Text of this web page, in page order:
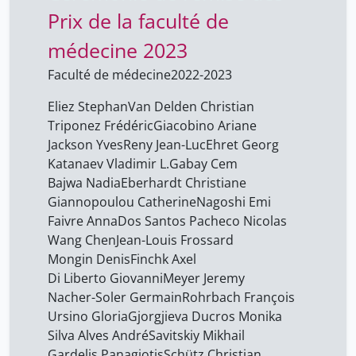
Bajwa Nadia
Barranco Hélène Sophie
Baubérot Jean
Beck Éléonore
Ben Arrous Michel
Benavente Ana 12
Berlioz Jacques
Berta Nathalie
Biget Jean-Louis
Borda D'Água Flávio
Borodavkin Alexei
Borys Nataliya 12
Bourg Dominique
Prix de la faculté de
médecine 2023
Faculté de médecine2022-2023
Eliez StephanVan Delden Christian
Triponez FrédéricGiacobino Ariane
Jackson YvesReny Jean-LucEhret Georg
Katanaev Vladimir L.Gabay Cem
Bajwa NadiaEberhardt Christiane
Giannopoulou CatherineNagoshi Emi
Faivre AnnaDos Santos Pacheco Nicolas
Wang ChenJean-Louis Frossard
Mongin DenisFinchk Axel
Di Liberto GiovanniMeyer Jeremy
Nacher-Soler GermainRohrbach François
Ursino GloriaGjorgjieva Ducros Monika
Silva Alves AndréSavitskiy Mikhail